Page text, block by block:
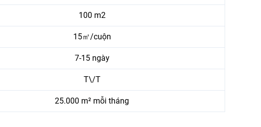
100 m2
15㎡/cuộn
7-15 ngày
T\/T
25.000 m² mỗi tháng